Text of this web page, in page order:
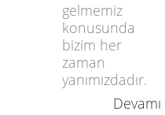
gelmemiz
konusunda
bizim her
zaman
yanımızdadır.
Devamı